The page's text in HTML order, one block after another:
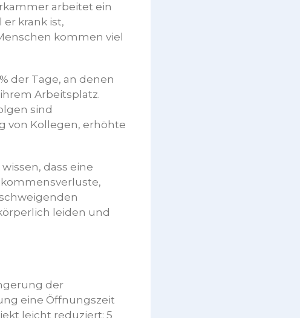
arbeitet ein
krank ist,
kommen viel
der Tage, an denen
Arbeitsplatz.
sind
von Kollegen, erhöhte
dass eine
leiden und
der
eine Öffnungszeit
leicht reduziert: 5